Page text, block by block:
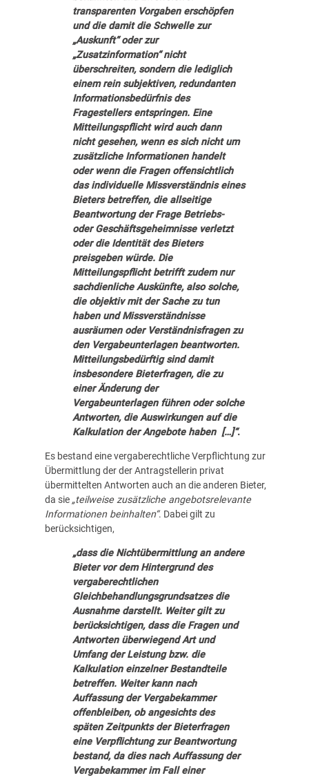
transparenten Vorgaben erschöpfen
und die damit die Schwelle zur
„Auskunft“ oder zur
„Zusatzinformation“ nicht
überschreiten, sondern die lediglich
einem rein subjektiven, redundanten
Informationsbedürfnis des
Fragestellers entspringen. Eine
Mitteilungspflicht wird auch dann
nicht gesehen, wenn es sich nicht um
zusätzliche Informationen handelt
oder wenn die Fragen offensichtlich
das individuelle Missverständnis eines
Bieters betreffen, die allseitige
Beantwortung der Frage Betriebs-
oder Geschäftsgeheimnisse verletzt
oder die Identität des Bieters
preisgeben würde. Die
Mitteilungspflicht betrifft zudem nur
sachdienliche Auskünfte, also solche,
die objektiv mit der Sache zu tun
haben und Missverständnisse
ausräumen oder Verständnisfragen zu
den Vergabeunterlagen beantworten.
Mitteilungsbedürftig sind damit
insbesondere Bieterfragen, die zu
einer Änderung der
Vergabeunterlagen führen oder solche
Antworten, die Auswirkungen auf die
Kalkulation der Angebote haben […]“.
Es bestand eine vergaberechtliche Verpflichtung zur
Übermittlung der der Antragstellerin privat
übermittelten Antworten auch an die anderen Bieter,
da sie „teilweise zusätzliche angebotsrelevante
Informationen beinhalten“. Dabei gilt zu
berücksichtigen,
„dass die Nichtübermittlung an andere
Bieter vor dem Hintergrund des
vergaberechtlichen
Gleichbehandlungsgrundsatzes die
Ausnahme darstellt. Weiter gilt zu
berücksichtigen, dass die Fragen und
Antworten überwiegend Art und
Umfang der Leistung bzw. die
Kalkulation einzelner Bestandteile
betreffen. Weiter kann nach
Auffassung der Vergabekammer
offenbleiben, ob angesichts des
späten Zeitpunkts der Bieterfragen
eine Verpflichtung zur Beantwortung
bestand, da dies nach Auffassung der
Vergabekammer im Fall einer